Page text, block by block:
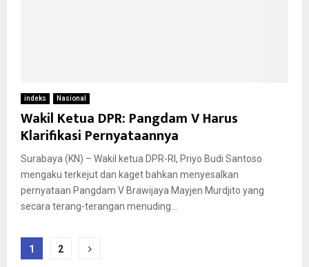
indeks Nasional
Wakil Ketua DPR: Pangdam V Harus
Klarifikasi Pernyataannya
Surabaya (KN) – Wakil ketua DPR-RI, Priyo Budi Santoso
mengaku terkejut dan kaget bahkan menyesalkan
pernyataan Pangdam V Brawijaya Mayjen Murdjito yang
secara terang-terangan menuding...
Paginasi
1 2